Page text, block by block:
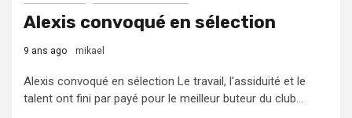
Alexis convoqué en sélection
9 ans ago mikael
Alexis convoqué en sélection Le travail, l'assiduité et le
talent ont fini par payé pour le meilleur buteur du club...